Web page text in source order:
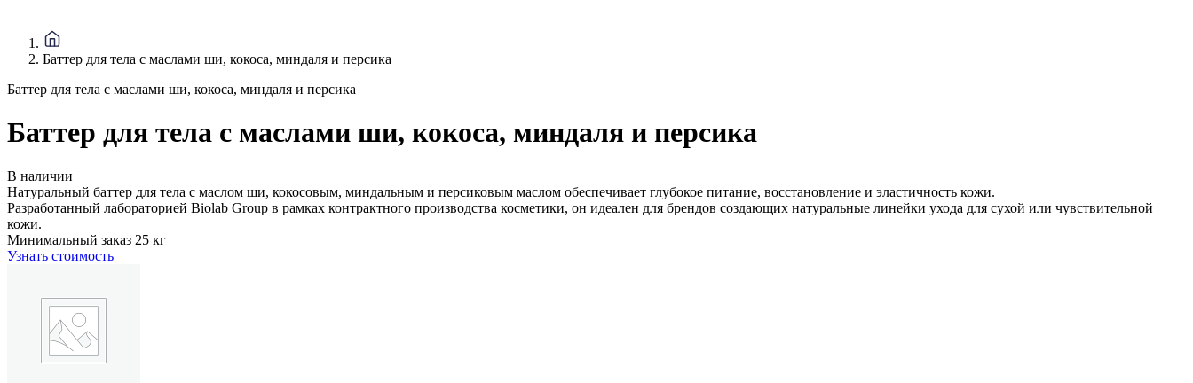
Баттер для тела с маслами ши, кокоса, миндаля и персика
Баттер для тела с маслами ши, кокоса, миндаля и персика
Баттер для тела с маслами ши, кокоса, миндаля и персика
В наличии
Натуральный баттер для тела с маслом ши, кокосовым, миндальным и персиковым маслом обеспечивает глубокое питание, восстановление и эластичность кожи.
Разработанный лабораторией Biolab Group в рамках контрактного производства косметики, он идеален для брендов создающих натуральные линейки ухода для сухой или чувствительной
кожи.
Минимальный заказ 25 кг
Узнать стоимость